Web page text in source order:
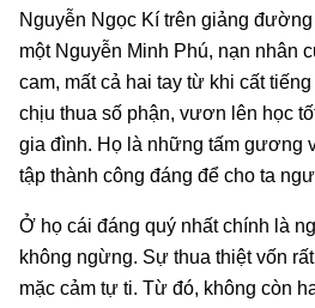
Nguyễn Ngọc Kí trên giảng
một Nguyễn Minh Phú, nạn nhân
cam, mất cả hai tay từ khi cất
chịu thua số phận, vươn lên học
gia đình. Họ là những tấm gương
tập thành công đáng để cho ta
Ở họ cái đáng quý nhất chính là
không ngừng. Sự thua thiệt vốn
mặc cảm tự ti. Từ đó, không còn